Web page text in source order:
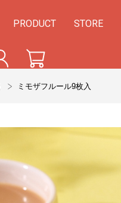
PRODUCT STORE
ミモザフルール9枚入